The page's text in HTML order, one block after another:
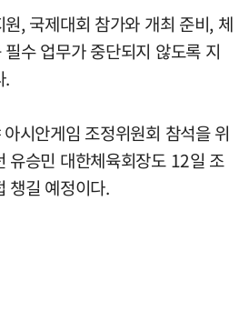
, 국제대회 참가와 개최 준비, 체
수 업무가 중단되지 않도록 지
.
시안게임 조정위원회 참석을 위
유승민 대한체육회장도 12일 조
챙길 예정이다.